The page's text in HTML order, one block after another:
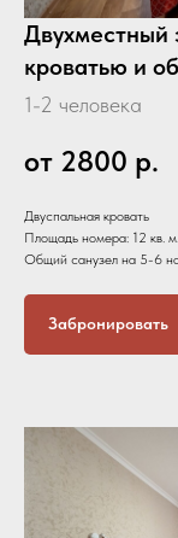
Двухместный
кроватью и
1-2 человека
от 2800 р.
Двуспальная кровать
Площадь номера: 12 кв. м.
Общий санузел на 5-6
Забронировать